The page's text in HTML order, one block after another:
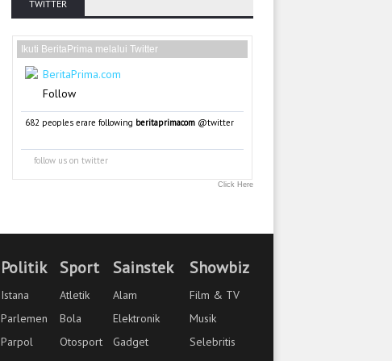
TWITTER
Ikuti BeritaPrima melalui Twitter
BeritaPrima.com
Follow
682 peoples erare following beritaprimacom @twitter
follow us on twitter
Click Here
Politik Sport Sainstek Showbiz
Istana Atletik Alam
Film & TV
Parlemen
Bola Elektronik
Musik
Parpol
Otosport Gadget
Selebritis